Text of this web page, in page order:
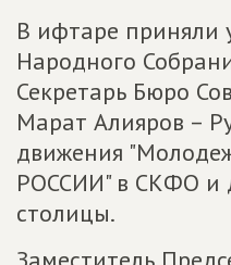
В ифтаре приняли
Народного
Секретарь Бюро
Марат Алияров –
движения
РОССИИ" в СКФО и
столицы.